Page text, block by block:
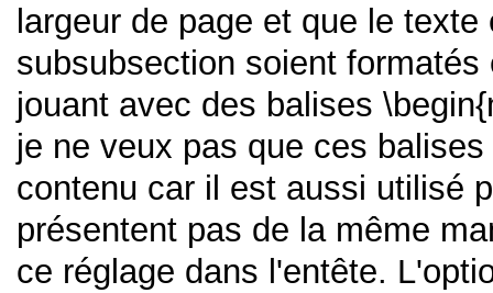
largeur de page et que le
subsubsection soient
jouant avec des balises
je ne veux pas que ces
contenu car il est aussi utilisé
présentent pas de la même
ce réglage dans l'entête.